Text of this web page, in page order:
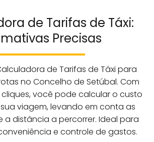
de Tarifas de Táxi:
Precisas
de Tarifas de Táxi para
no Concelho de Setúbal. Com
você pode calcular o custo
viagem, levando em conta as
a distância a percorrer. Ideal para
e controle de gastos.